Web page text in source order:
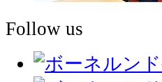
Follow us